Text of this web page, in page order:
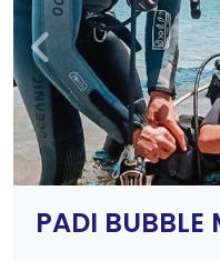
PADI BUBBLE